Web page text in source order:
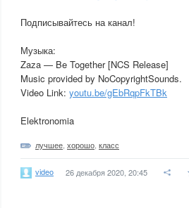
Подписывайтесь на канал!
Музыка:
Zaza — Be Together [NCS Release]
Music provided by NoCopyrightSounds.
Video Link: youtu.be/gEbRqpFkTBk
Elektronomia
лучшее хорошо класс
video 26 декабря 2020, 20:45